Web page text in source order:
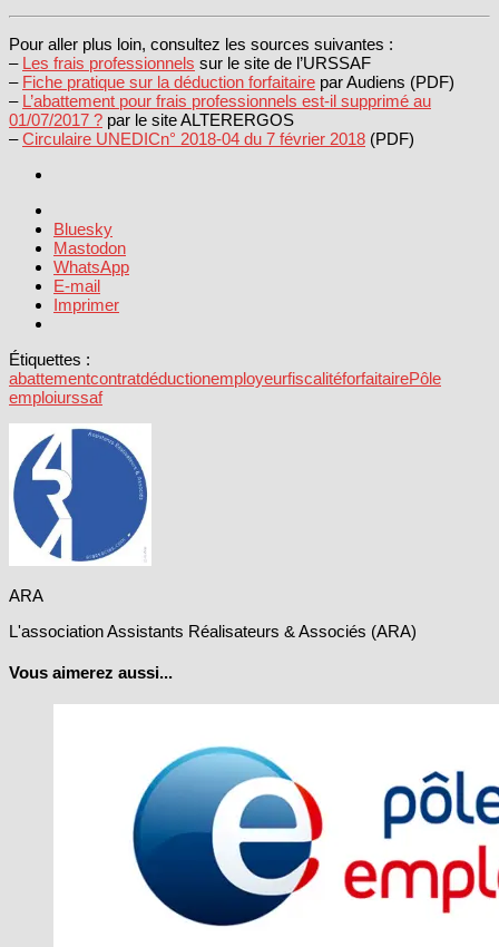
Pour aller plus loin, consultez les sources suivantes :
– Les frais professionnels sur le site de l’URSSAF
– Fiche pratique sur la déduction forfaitaire par Audiens (PDF)
– L’abattement pour frais professionnels est-il supprimé au
01/07/2017 ? par le site ALTERERGOS
–Circulaire UNEDICn° 2018-04 du 7 février 2018 (PDF)
Bluesky
Mastodon
WhatsApp
E-mail
Imprimer
Étiquettes :
abattementcontratdéductionemployeurfiscalitéforfaitairePôle
emploiurssaf
ARA
L'association Assistants Réalisateurs & Associés (ARA)
Vous aimerez aussi...